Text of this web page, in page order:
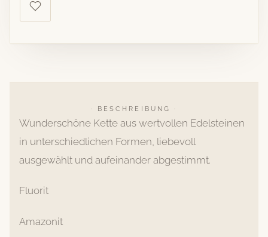
· BESCHREIBUNG ·
Wunderschöne Kette aus wertvollen Edelsteinen
in unterschiedlichen Formen, liebevoll
ausgewählt und aufeinander abgestimmt.
Fluorit
Amazonit